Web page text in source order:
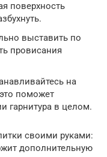
поверхность
выставить по
провисания
на
поможет
гарнитура в целом.
своими руками:
дополнительную